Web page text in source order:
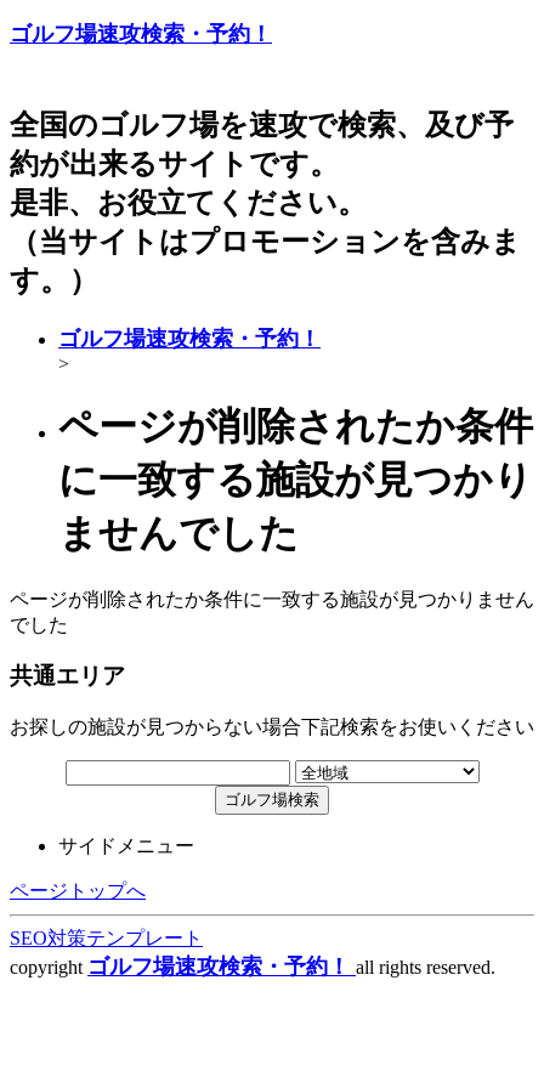
ゴルフ場速攻検索・予約！
全国のゴルフ場を速攻で検索、及び予
約が出来るサイトです。
是非、お役立てください。
（当サイトはプロモーションを含みま
す。）
ゴルフ場速攻検索・予約！
>
ページが削除されたか条件
に一致する施設が見つかり
ませんでした
ページが削除されたか条件に一致する施設が見つかりません
でした
共通エリア
お探しの施設が見つからない場合下記検索をお使いください
サイドメニュー
ページトップへ
SEO対策テンプレート
copyright ゴルフ場速攻検索・予約！ all rights reserved.